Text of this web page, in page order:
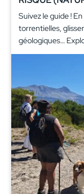
Suivez le guide !
torrentielles,
géologiques…